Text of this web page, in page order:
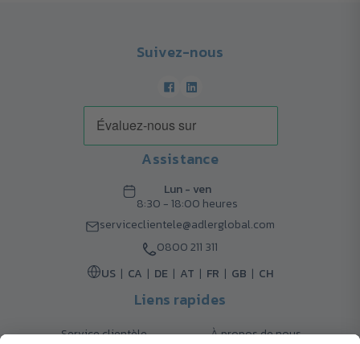
Suivez-nous
Assistance
Lun - ven
8:30 - 18:00 heures
serviceclientele@adlerglobal.com
0800 211 311
US
CA DE AT FR GB CH
Liens rapides
Service clientèle À propos de nous